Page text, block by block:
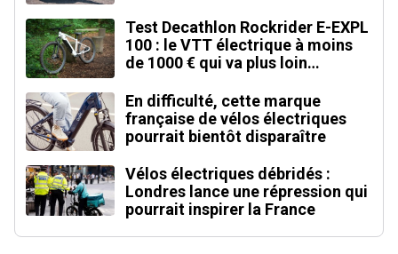
Test Decathlon Rockrider E-EXPL
100 : le VTT électrique à moins
de 1000 € qui va plus loin
En difficulté, cette marque
française de vélos électriques
pourrait bientôt disparaître
Vélos électriques débridés :
Londres lance une répression qui
pourrait inspirer la France